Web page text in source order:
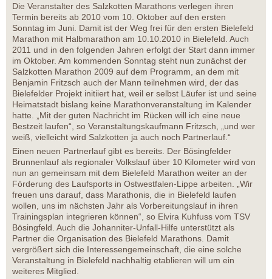
Die Veranstalter des Salzkotten Marathons verlegen ihren
Termin bereits ab 2010 vom 10. Oktober auf den ersten
Sonntag im Juni. Damit ist der Weg frei für den ersten Bielefeld
Marathon mit Halbmarathon am 10.10.2010 in Bielefeld. Auch
2011 und in den folgenden Jahren erfolgt der Start dann immer
im Oktober. Am kommenden Sonntag steht nun zunächst der
Salzkotten Marathon 2009 auf dem Programm, an dem mit
Benjamin Fritzsch auch der Mann teilnehmen wird, der das
Bielefelder Projekt initiiert hat, weil er selbst Läufer ist und seine
Heimatstadt bislang keine Marathonveranstaltung im Kalender
hatte. „Mit der guten Nachricht im Rücken will ich eine neue
Bestzeit laufen“, so Veranstaltungskaufmann Fritzsch, „und wer
weiß, vielleicht wird Salzkotten ja auch noch Partnerlauf.“
Einen neuen Partnerlauf gibt es bereits. Der Bösingfelder
Brunnenlauf als regionaler Volkslauf über 10 Kilometer wird von
nun an gemeinsam mit dem Bielefeld Marathon weiter an der
Förderung des Laufsports in Ostwestfalen-Lippe arbeiten. „Wir
freuen uns darauf, dass Marathonis, die in Bielefeld laufen
wollen, uns im nächsten Jahr als Vorbereitungslauf in ihren
Trainingsplan integrieren können“, so Elvira Kuhfuss vom TSV
Bösingfeld. Auch die Johanniter-Unfall-Hilfe unterstützt als
Partner die Organisation des Bielefeld Marathons. Damit
vergrößert sich die Interessengemeinschaft, die eine solche
Veranstaltung in Bielefeld nachhaltig etablieren will um ein
weiteres Mitglied.